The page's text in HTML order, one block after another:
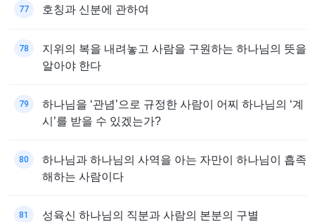
77 호칭과 신분에 관하여
78
지위의 복을 내려놓고 사람을 구원하는 하나님의 뜻을
알아야 한다
79
하나님을 ‘관념’으로 규정한 사람이 어찌 하나님의 ‘계
시’를 받을 수 있겠는가?
80
하나님과 하나님의 사역을 아는 자만이 하나님이 흡족
해하는 사람이다
81 성육신 하나님의 직분과 사람의 본분의 구별